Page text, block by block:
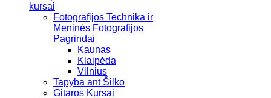
kursai
Fotografijos Technika ir
Meninės Fotografijos
Pagrindai
Kaunas
Klaipėda
Vilnius
Tapyba ant Šilko
Gitaros Kursai